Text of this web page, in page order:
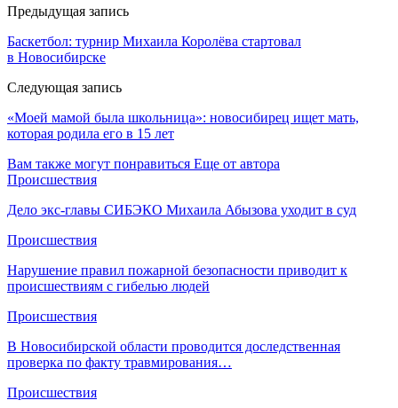
Предыдущая запись
Баскетбол: турнир Михаила Королёва стартовал
в Новосибирске
Следующая запись
«Моей мамой была школьница»: новосибирец ищет мать,
которая родила его в 15 лет
Вам также могут понравиться Еще от автора
Происшествия
Дело экс-главы СИБЭКО Михаила Абызова уходит в суд
Происшествия
Нарушение правил пожарной безопасности приводит к
происшествиям с гибелью людей
Происшествия
В Новосибирской области проводится доследственная
проверка по факту травмирования…
Происшествия